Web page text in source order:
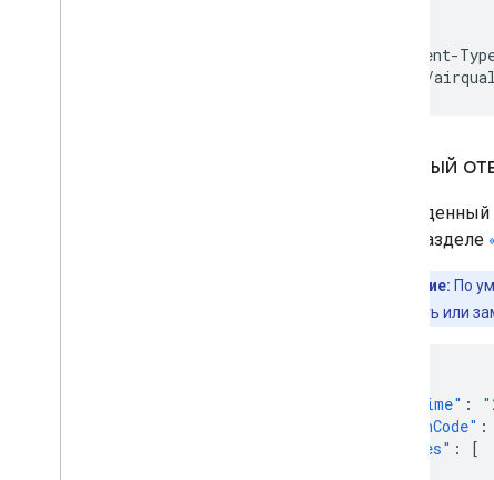
-H 'Content-
'https://
Базовый
см. в разделе
Примечание: По
можно удалить или
"dateTime" :
"regionCode" :
"indexes" :
[